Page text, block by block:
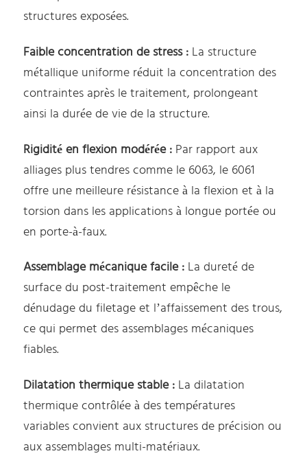
structures exposées.
Faible concentration de stress : La structure
métallique uniforme réduit la concentration des
contraintes après le traitement, prolongeant
ainsi la durée de vie de la structure.
Rigidité en flexion modérée : Par rapport aux
alliages plus tendres comme le 6063, le 6061
offre une meilleure résistance à la flexion et à la
torsion dans les applications à longue portée ou
en porte-à-faux.
Assemblage mécanique facile : La dureté de
surface du post-traitement empêche le
dénudage du filetage et l’affaissement des trous,
ce qui permet des assemblages mécaniques
fiables.
Dilatation thermique stable : La dilatation
thermique contrôlée à des températures
variables convient aux structures de précision ou
aux assemblages multi-matériaux.